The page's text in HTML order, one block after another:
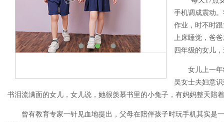
手机调成震动
作业，时不时
上床睡觉，爸
四年级的女儿
女儿上一年级
吴女士夫妇意
书泪流满面的女儿，女儿说，她很羡慕书里的小兔子，有妈妈整天陪
曾有教育专家一针见血地提出，父母在陪伴孩子时玩手机其实是一